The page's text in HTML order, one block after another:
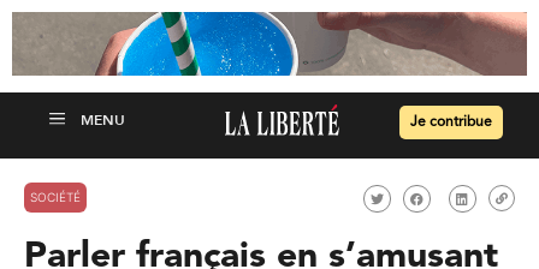
Je contribue
SOCIÉTÉ
Parler français en s’amusant